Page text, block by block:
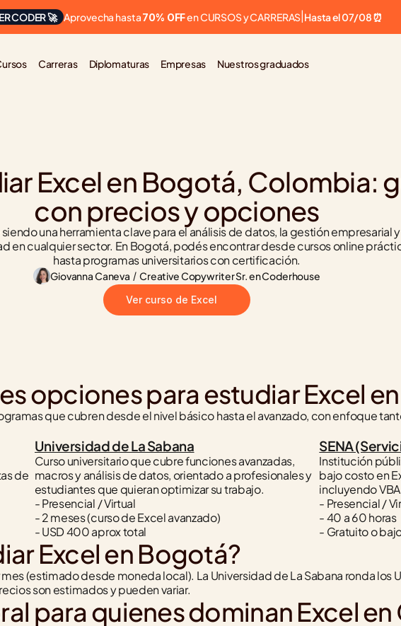
CODER 🚀 Aprovecha hasta 70% OFF en CURSOS y CARRERAS Hasta el 07/08 ⏰
Carreras Diplomaturas Empresas Nuestros graduados
Excel en Bogotá, Colombia:
con precios y opciones
una herramienta clave para el análisis de datos, la gestión empresarial y
en cualquier sector. En Bogotá, podés encontrar desde cursos online
hasta programas universitarios con certificación.
Giovanna Caneva / Creative Copywriter Sr. en Coderhouse
Ver curso de Excel
opciones para estudiar Excel
que cubren desde el nivel básico hasta el avanzado, con enfoque
de
Universidad de La Sabana
Curso universitario que cubre funciones avanzadas,
macros y análisis de datos, orientado a profesionales y
estudiantes que quieran optimizar su trabajo.
- Presencial / Virtual
- 2 meses (curso de Excel avanzado)
- USD 400 aprox total
SENA
Institución
bajo costo en
incluyendo
- Presencial /
- 40 a 60 horas
- Gratuito o
Excel en Bogotá?
(estimado desde moneda local). La Universidad de La Sabana ronda los
son estimados y pueden variar.
para quienes dominan Excel